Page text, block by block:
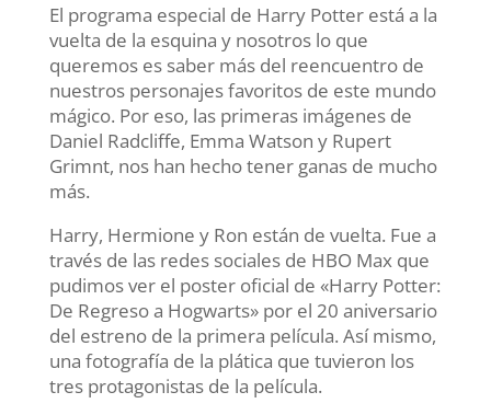
El programa especial de Harry Potter está a la
vuelta de la esquina y nosotros lo que
queremos es saber más del reencuentro de
nuestros personajes favoritos de este mundo
mágico. Por eso, las primeras imágenes de
Daniel Radcliffe, Emma Watson y Rupert
Grimnt, nos han hecho tener ganas de mucho
más.
Harry, Hermione y Ron están de vuelta. Fue a
través de las redes sociales de HBO Max que
pudimos ver el poster oficial de «Harry Potter:
De Regreso a Hogwarts» por el 20 aniversario
del estreno de la primera película. Así mismo,
una fotografía de la plática que tuvieron los
tres protagonistas de la película.